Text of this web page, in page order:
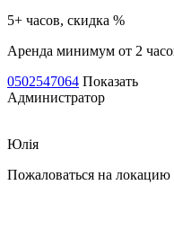
5+ часов, скидка %
Аренда минимум от 2
0502547064 Показать
Администратор
Юлія
Пожаловаться на локацию